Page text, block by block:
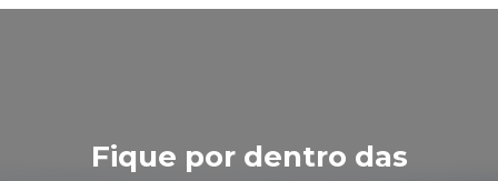
Fique por dentro das